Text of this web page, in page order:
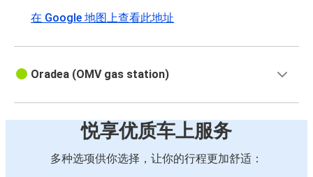
在 Google 地图上查看此地址
Oradea (OMV gas station)
悦享优质车上服务
多种选项供你选择，让你的行程更加舒适：